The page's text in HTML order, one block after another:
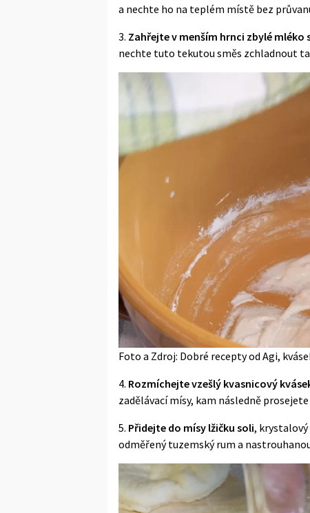
a nechte ho na teplém místě bez
3. Zahřejte v menším hrnci zbylé mléko
nechte tuto tekutou směs zchladnout
Foto a Zdroj: Dobré recepty od Agi,
4. Rozmíchejte vzešlý kvasnicový
zadělávací mísy, kam následně
5. Přidejte do mísy lžičku soli, krystalový
odměřený tuzemský rum a